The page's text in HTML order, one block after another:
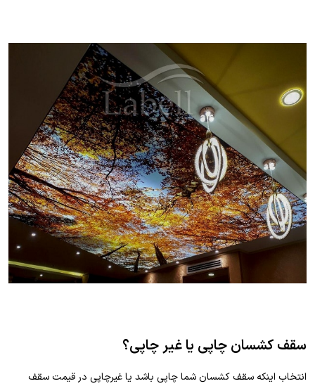
سقف کشسان چاپی یا غیر چاپی؟
انتخاب اینکه سقف کشسان شما چاپی باشد یا غیرچاپی در قیمت سقف